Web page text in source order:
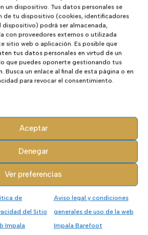
un dispositivo. Tus datos personales se
de tu dispositivo (cookies, identificadores
podrá ser almacenada,
con proveedores externos o utilizada
sitio web o aplicación. Es posible que
tus datos personales en virtud de un
que puedes oponerte gestionando tus
Busca un enlace al final de esta página o en
para revocar el consentimiento.
Aceptar
Denegar
Ver preferencias
de
del Sitio
Impala
Aviso legal y condiciones
generales de uso de la web
Impala Barefoot
Vivo Barefoot
€ El
era:
155,00€.
77,50€El
es: